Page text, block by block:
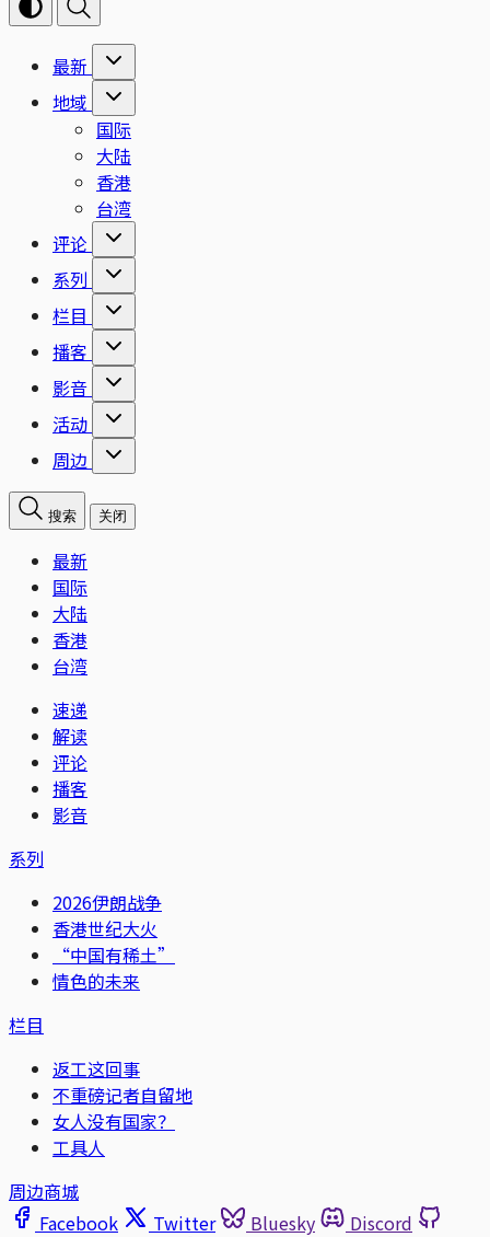
最新
地域
国际
大陆
香港
台湾
评论
系列
栏目
播客
影音
活动
周边
搜索 关闭
最新
国际
大陆
香港
台湾
速递
解读
评论
播客
影音
系列
2026伊朗战争
香港世纪大火
“中国有稀土”
情色的未来
栏目
返工这回事
不重磅记者自留地
女人没有国家？
工具人
周边商城
Facebook
Twitter Bluesky
Discord